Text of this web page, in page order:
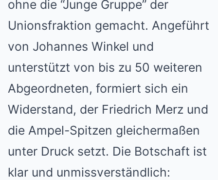
ohne die “Junge Gruppe” der
Unionsfraktion gemacht. Angeführt
von Johannes Winkel und
unterstützt von bis zu 50 weiteren
Abgeordneten, formiert sich ein
Widerstand, der Friedrich Merz und
die Ampel-Spitzen gleichermaßen
unter Druck setzt. Die Botschaft ist
klar und unmissverständlich: